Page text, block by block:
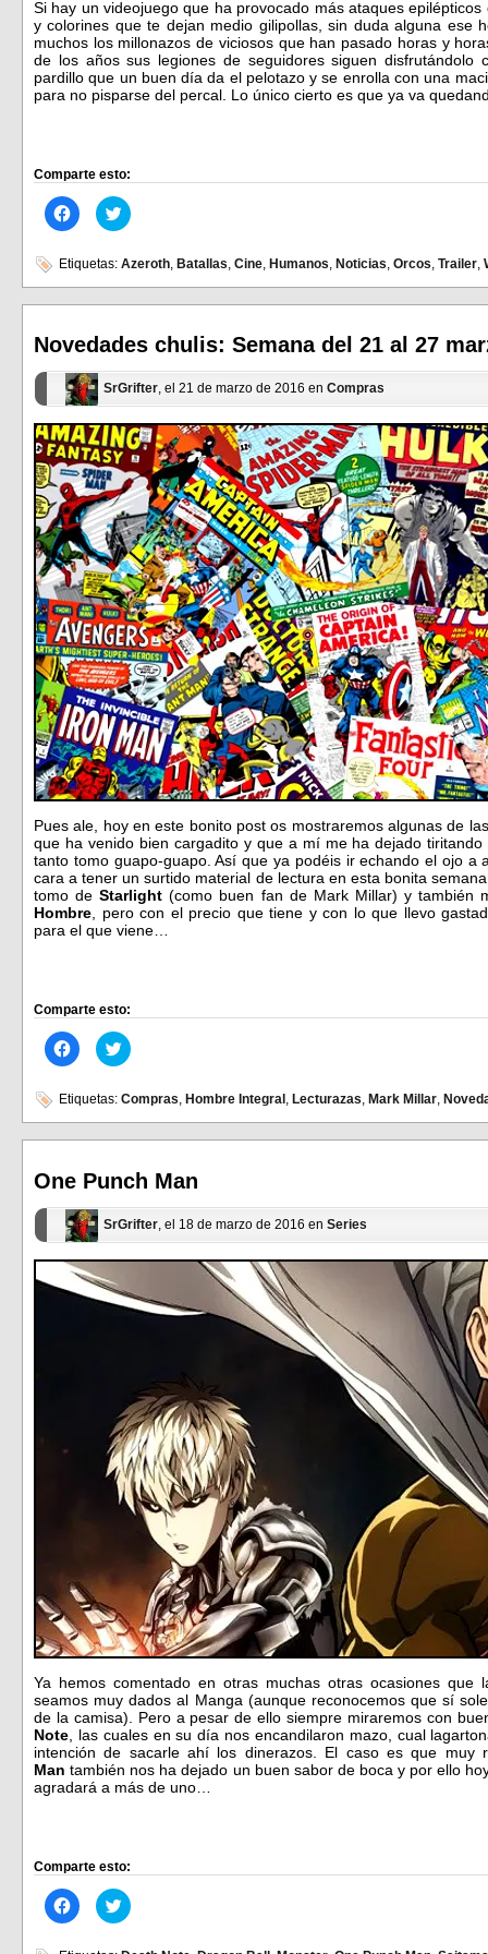
Si hay un videojuego que ha provocado más ataques
y colorines que te dejan medio gilipollas, sin duda alguna ese
muchos los millonazos de viciosos que han pasado horas y
de los años sus legiones de seguidores siguen
pardillo que un buen día da el pelotazo y se enrolla con una
para no pisparse del percal. Lo único cierto es que ya va
Comparte esto:
Haz
clic
en
Facebook
(Se
abre
ventana
nueva)
Haz
clic
en
(Se
abre
ventana
nueva)
Etiquetas: Azeroth, Batallas, Cine, Humanos, Noticias, Orcos, Trailer,
Novedades chulis: Semana del 21 al 27
SrGrifter, el 21 de marzo de 2016 en Compras
Pues ale, hoy en este bonito post os mostraremos algunas de
que ha venido bien cargadito y que a mí me ha dejado
tanto tomo guapo-guapo. Así que ya podéis ir echando el ojo a
cara a tener un surtido material de lectura en esta bonita
tomo deStarlight (como buen fan de Mark Millar) y también
Hombre, pero con el precio que tiene y con lo que llevo
para el que viene…
Comparte esto:
Haz
clic
en
Facebook
(Se
abre
ventana
nueva)
Haz
clic
en
Twitter
(Se
abre
ventana
nueva)
Etiquetas: Compras, Hombre Integral , Lecturazas, Mark Millar,
One Punch Man
SrGrifter, el 18 de marzo de 2016 en Series
Ya hemos comentado en otras muchas otras ocasiones
seamos muy dados al Manga (aunque reconocemos que sí
de la camisa). Pero a pesar de ello siempre miraremos con
Note , las cuales en su día nos encandilaron mazo, cual
intención de sacarle ahí los dinerazos. El caso es que muy
Man también nos ha dejado un buen sabor de boca y por ello
agradará a más de uno…
Comparte esto:
Haz
clic
Haz
clic